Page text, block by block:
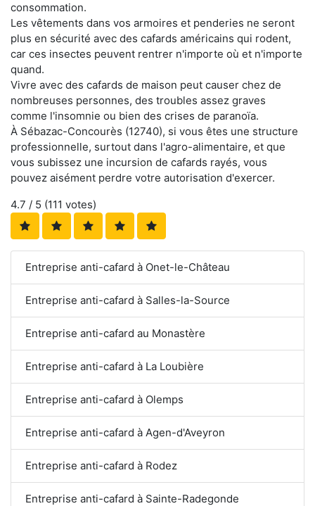
consommation.
Les vêtements dans vos armoires et penderies ne seront
plus en sécurité avec des cafards américains qui rodent,
car ces insectes peuvent rentrer n'importe où et n'importe
quand.
Vivre avec des cafards de maison peut causer chez de
nombreuses personnes, des troubles assez graves
comme l'insomnie ou bien des crises de paranoïa.
À Sébazac-Concourès (12740), si vous êtes une structure
professionnelle, surtout dans l'agro-alimentaire, et que
vous subissez une incursion de cafards rayés, vous
pouvez aisément perdre votre autorisation d'exercer.
4.7 / 5 (111 votes)
Entreprise anti-cafard à Onet-le-Château
Entreprise anti-cafard à Salles-la-Source
Entreprise anti-cafard au Monastère
Entreprise anti-cafard à La Loubière
Entreprise anti-cafard à Olemps
Entreprise anti-cafard à Agen-d'Aveyron
Entreprise anti-cafard à Rodez
Entreprise anti-cafard à Sainte-Radegonde